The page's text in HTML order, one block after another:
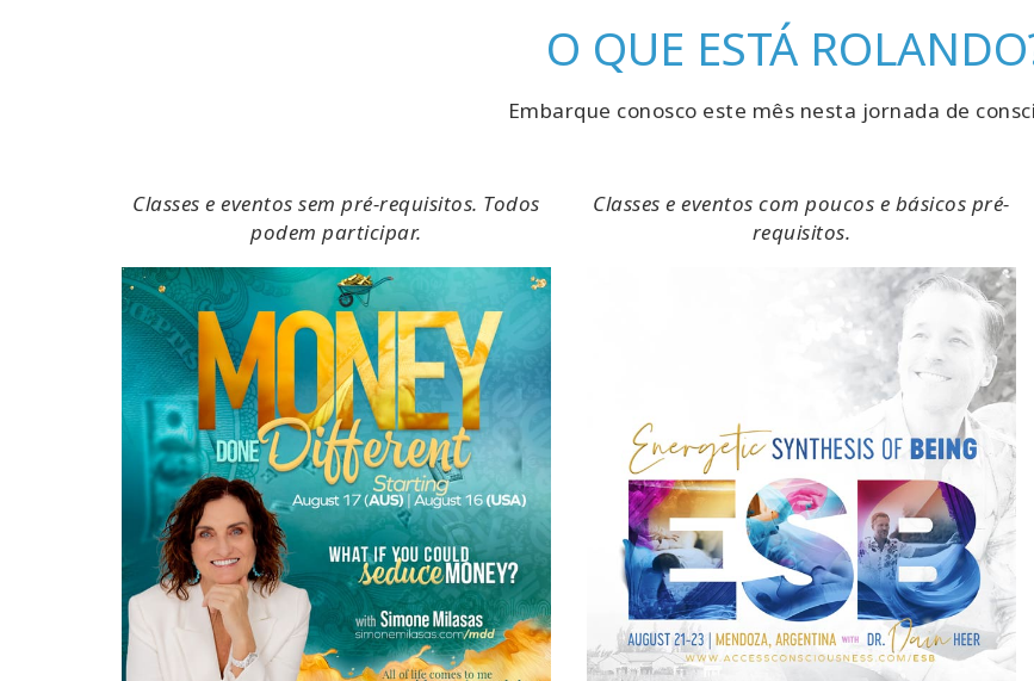
O QUE ESTÁ
Embarque conosco este mês nesta jornada de
Classes e eventos sem pré-requisitos. Todos
podem participar.
Classes e eventos com poucos e básicos pré-
requisitos.